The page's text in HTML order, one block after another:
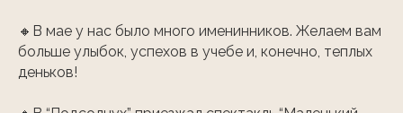
🔸В мае у нас было много именинников. Желаем вам
больше улыбок, успехов в учебе и, конечно, теплых
деньков! ⠀